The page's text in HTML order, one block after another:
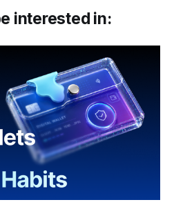
interested in: